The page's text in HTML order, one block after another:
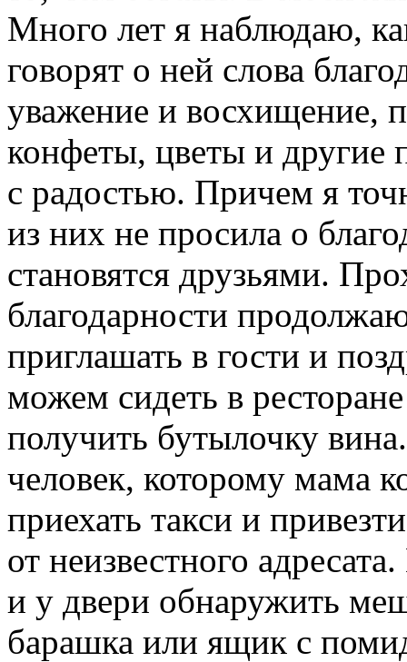
Много лет я наблюдаю,
говорят о ней слова
уважение и восхищение,
конфеты, цветы и другие
с радостью. Причем я
из них не просила о
становятся друзьями.
благодарности
приглашать в гости и
можем сидеть в
получить бутылочку
человек, которому мама
приехать такси и
от неизвестного
и у двери обнаружить
барашка или ящик с